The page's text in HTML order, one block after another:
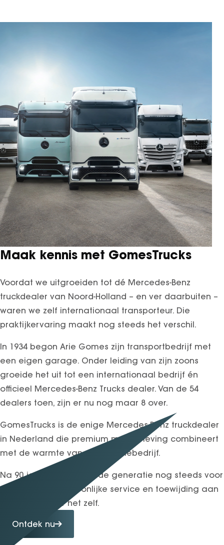
Maak kennis met GomesTrucks
Voordat we uitgroeiden tot dé Mercedes-Benz
truckdealer van Noord-Holland – en ver daarbuiten –
waren we zelf internationaal transporteur. Die
praktijkervaring maakt nog steeds het verschil.
In 1934 begon Arie Gomes zijn transportbedrijf met
een eigen garage. Onder leiding van zijn zoons
groeide het uit tot een internationaal bedrijf én
officieel Mercedes-Benz Trucks dealer. Van de 54
dealers toen, zijn er nu nog maar 8 over.
GomesTrucks is de enige Mercedes-Benz truckdealer
in Nederland die premium merkbeleving combineert
met de warmte van een familiebedrijf.
Na 90 jaar staat de derde generatie nog steeds voor
u klaar – met persoonlijke service en toewijding aan
kwaliteit. Ervaar het zelf.
Ontdek nu